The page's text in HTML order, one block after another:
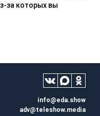
за которых вы
info@eda.show
adv@teleshow.media